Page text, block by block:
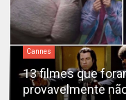
Cannes
13 filmes que
provavelmente